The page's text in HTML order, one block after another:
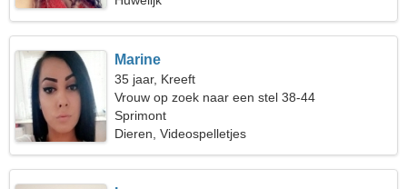
Marine
35 jaar, Kreeft
Vrouw op zoek naar een stel 38-44
Sprimont
Dieren, Videospelletjes